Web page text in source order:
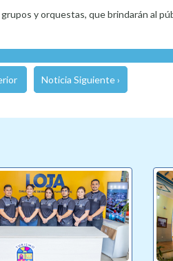
y orquestas, que brindarán al
Noticia Siguiente ›